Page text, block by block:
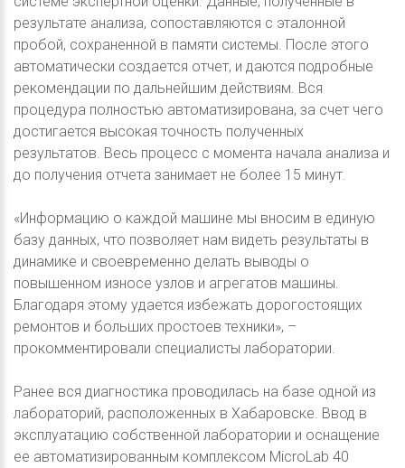
результате анализа, сопоставляются с эталонной
пробой, сохраненной в памяти системы. После этого
автоматически создается отчет, и даются подробные
рекомендации по дальнейшим действиям. Вся
процедура полностью автоматизирована, за счет чего
достигается высокая точность полученных
результатов. Весь процесс с момента начала анализа и
до получения отчета занимает не более 15 минут.
«Информацию о каждой машине мы вносим в единую
базу данных, что позволяет нам видеть результаты в
динамике и своевременно делать выводы о
повышенном износе узлов и агрегатов машины.
Благодаря этому удается избежать дорогостоящих
ремонтов и больших простоев техники», –
прокомментировали специалисты лаборатории.
Ранее вся диагностика проводилась на базе одной из
лабораторий, расположенных в Хабаровске. Ввод в
эксплуатацию собственной лаборатории и оснащение
ее автоматизированным комплексом MicroLab 40